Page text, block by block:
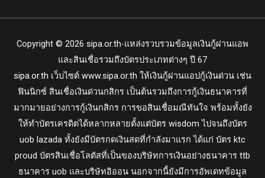
Copyright © 2026 sipa.or.th-แหล่งรวบรวมข้อมูลเงินกู้ผ่านแอพ
และสินเชื่อรวมถึงบัตรประเภทต่างๆ ปี 67
sipa.or.th เว็บไซต์ www.sipa.or.th ให้เงินกู้ผ่านแอปกู้เงินด่วน เช่น
ฟินนิกซ์ สินเชื่อเงินด่วนกสิกร เป็นต้นรวมถึงการกู้เงินธนาคารที่
มากมายอย่างการกู้เงินกสิกร การขอสินเชื่อมณีทันใจ พร้อมทั้งยัง
ให้ทำบัตรเครดิตได้หลากหลายตั้งแต่บัตร wisdom ไปจนถึงบัตร
uob lazada ทั้งยังมีบัตรกดเงินสดที่กำลังมาแรก ได้แก่ บัตร ktc
proud บัตรสินเชื่อโลตัสที่เป็นของบริษัทการเงินอย่างธนาคาร ttb
ธนาคาร uob และบริษัทอิออน นอกจากนี้ยังมีการอัพเดทข้อมูล